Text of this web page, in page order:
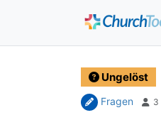
Ungelöst
Fragen 3